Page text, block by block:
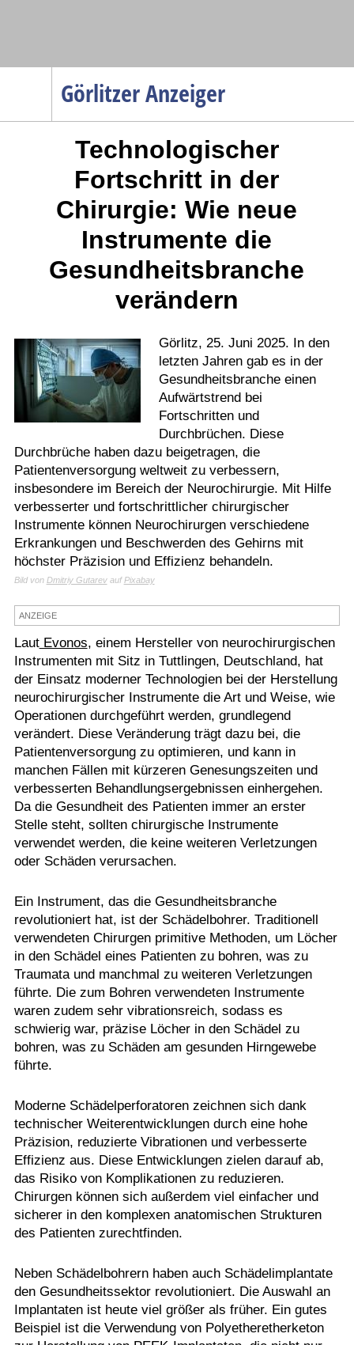
Görlitzer Anzeiger
Menüpunkte
Gesellschaft
Wirtschaft
Verkehr
Sport
Termine
Kostenlos
Technologischer
Fortschritt in der
Chirurgie: Wie neue
Instrumente die
Gesundheitsbranche
verändern
Görlitz, 25. Juni 2025. In den
letzten Jahren gab es in der
Gesundheitsbranche einen
Aufwärtstrend bei
Fortschritten und
Durchbrüchen. Diese
Durchbrüche haben dazu beigetragen, die
Patientenversorgung weltweit zu verbessern,
insbesondere im Bereich der Neurochirurgie. Mit Hilfe
verbesserter und fortschrittlicher chirurgischer
Instrumente können Neurochirurgen verschiedene
Erkrankungen und Beschwerden des Gehirns mit
höchster Präzision und Effizienz behandeln.
Bild von Dmitriy GutarevaufPixabay
ANZEIGE
LautEvonos, einem Hersteller von neurochirurgischen
Instrumenten mit Sitz in Tuttlingen, Deutschland, hat
der Einsatz moderner Technologien bei der Herstellung
neurochirurgischer Instrumente die Art und Weise, wie
Operationen durchgeführt werden, grundlegend
verändert. Diese Veränderung trägt dazu bei, die
Patientenversorgung zu optimieren, und kann in
manchen Fällen mit kürzeren Genesungszeiten und
verbesserten Behandlungsergebnissen einhergehen.
Da die Gesundheit des Patienten immer an erster
Stelle steht, sollten chirurgische Instrumente
verwendet werden, die keine weiteren Verletzungen
oder Schäden verursachen.
Ein Instrument, das die Gesundheitsbranche
revolutioniert hat, ist der Schädelbohrer. Traditionell
verwendeten Chirurgen primitive Methoden, um Löcher
in den Schädel eines Patienten zu bohren, was zu
Traumata und manchmal zu weiteren Verletzungen
führte. Die zum Bohren verwendeten Instrumente
waren zudem sehr vibrationsreich, sodass es
schwierig war, präzise Löcher in den Schädel zu
bohren, was zu Schäden am gesunden Hirngewebe
führte.
Moderne Schädelperforatoren zeichnen sich dank
technischer Weiterentwicklungen durch eine hohe
Präzision, reduzierte Vibrationen und verbesserte
Effizienz aus. Diese Entwicklungen zielen darauf ab,
das Risiko von Komplikationen zu reduzieren.
Chirurgen können sich außerdem viel einfacher und
sicherer in den komplexen anatomischen Strukturen
des Patienten zurechtfinden.
Neben Schädelbohrern haben auch Schädelimplantate
den Gesundheitssektor revolutioniert. Die Auswahl an
Implantaten ist heute viel größer als früher. Ein gutes
Beispiel ist die Verwendung von Polyetheretherketon